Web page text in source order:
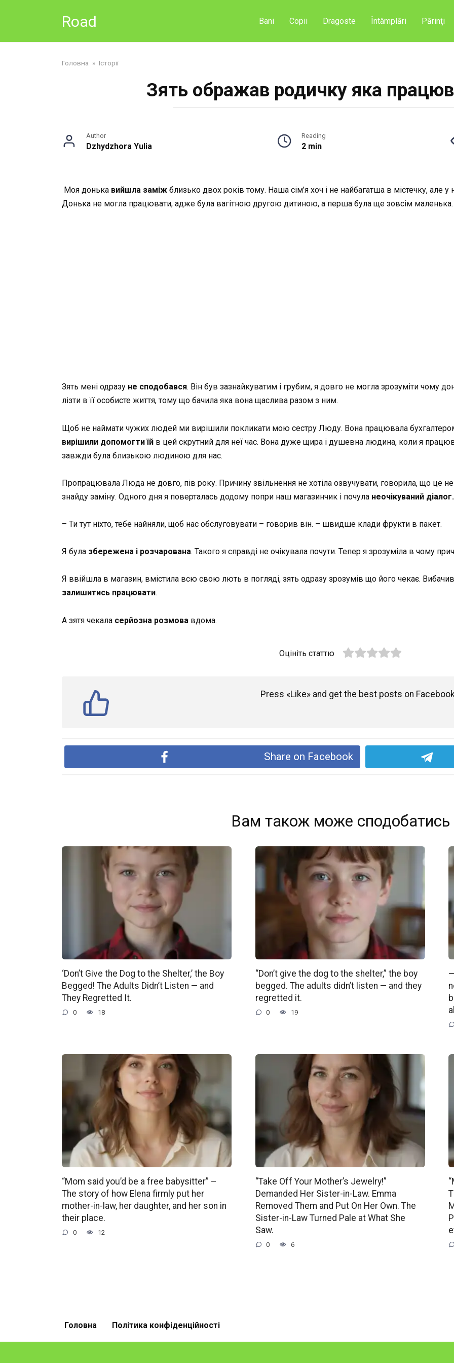
Road Bani Copii Dragoste Întâmplări Părinţi
Головна » Історії
Зять ображав родичку яка
Author
Dzhydzhora Yulia
Reading
2 min
Моя донька вийшла заміж близько двох років тому. Наша сім’я хоч і не найбагатша в містечку, але у
Донька не могла працювати, адже була вагітною другою дитиною, а перша була ще зовсім маленька.
Зять мені одразу не сподобався. Він був зазнайкуватим і грубим, я довго не могла зрозуміти чому
лізти в її особисте життя, тому що бачила яка вона щаслива разом з ним.
Щоб не наймати чужих людей ми вирішили покликати мою сестру Люду. Вона працювала бухгалтером
вирішили допомогти їй в цей скрутний для неї час. Вона дуже щира і душевна людина, коли я
завжди була близькою людиною для нас.
Пропрацювала Люда не довго, пів року. Причину звільнення не хотіла озвучувати, говорила, що це
знайду заміну. Одного дня я поверталась додому попри наш магазинчик і почула неочікуваний діалог.
– Ти тут ніхто, тебе найняли, щоб нас обслуговувати – говорив він. – швидше клади фрукти в пакет.
Я була збережена і розчарована. Такого я справді не очікувала почути. Тепер я зрозуміла в чому
Я ввійшла в магазин, вмістила всю свою лють в погляді, зять одразу зрозумів що його чекає.
залишитись працювати.
А зятя чекала серйозна розмова вдома.
Оцініть статтю
Press «Like» and get the best posts on
Share on Facebook
Вам також може сподобатись
‘Don’t Give the Dog to the Shelter,’ the Boy
Begged! The Adults Didn’t Listen — and
They Regretted It.
0 18
“Don’t give the dog to the shelter,” the boy
begged. The adults didn’t listen — and they
regretted it.
0 19
“Mom said you’d be a free babysitter” –
The story of how Elena firmly put her
mother-in-law, her daughter, and her son in
their place.
0 12
“Take Off Your Mother’s Jewelry!”
Demanded Her Sister-in-Law. Emma
Removed Them and Put On Her Own. The
Sister-in-Law Turned Pale at What She
Saw.
0 6
Головна Політика конфіденційності